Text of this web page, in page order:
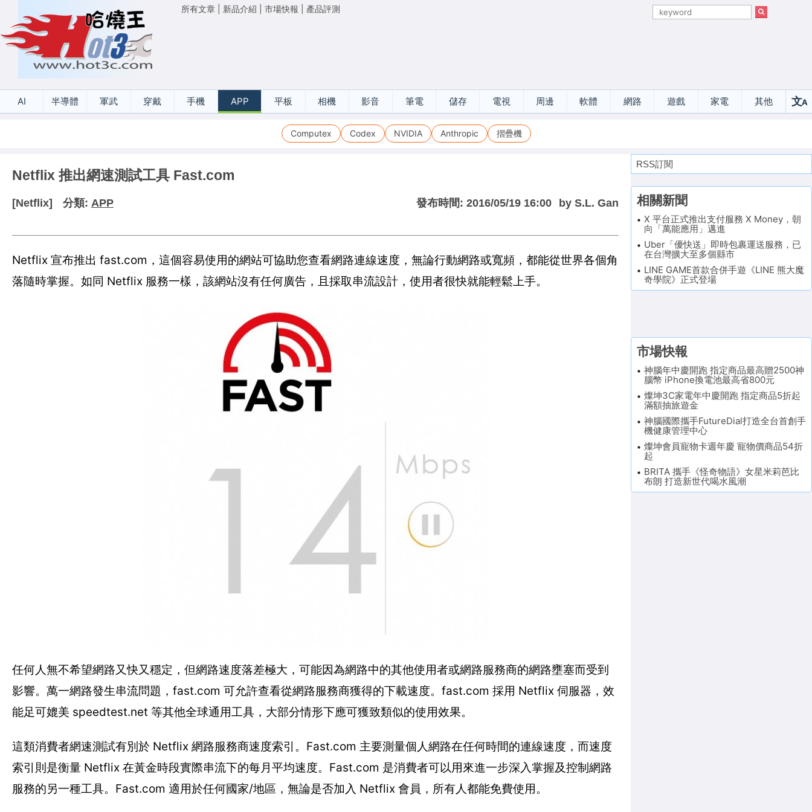
所有文章 新品介紹 市場快報 產品評測
AI 半導體 軍武 穿戴 手機 APP 平板 相機 影音 筆電 儲存 電視 周邊 軟體 網路 遊戲 家電 其他 文A
Computex Codex NVIDIA Anthropic 摺疊機
Netflix 推出網速測試工具 Fast.com
[Netflix] 分類: APP 發布時間: 2016/05/19 16:00 by S.L. Gan
Netflix 宣布推出 fast.com，這個容易使用的網站可協助您查看網路連線速度，無論行動網路或寬頻，都能從世界各個角
落隨時掌握。如同 Netflix 服務一樣，該網站沒有任何廣告，且採取串流設計，使用者很快就能輕鬆上手。
任何人無不希望網路又快又穩定，但網路速度落差極大，可能因為網路中的其他使用者或網路服務商的網路壅塞而受到
影響。萬一網路發生串流問題，fast.com 可允許查看從網路服務商獲得的下載速度。fast.com 採用 Netflix 伺服器，效
能足可媲美 speedtest.net 等其他全球通用工具，大部分情形下應可獲致類似的使用效果。
這類消費者網速測試有別於 Netflix 網路服務商速度索引。Fast.com 主要測量個人網路在任何時間的連線速度，而速度
索引則是衡量 Netflix 在黃金時段實際串流下的每月平均速度。Fast.com 是消費者可以用來進一步深入掌握及控制網路
服務的另一種工具。Fast.com 適用於任何國家/地區，無論是否加入 Netflix 會員，所有人都能免費使用。
RSS訂閱
相關新聞
X 平台正式推出支付服務 X Money，朝
向「萬能應用」邁進
Uber「優快送」即時包裹運送服務，已
在台灣擴大至多個縣市
LINE GAME首款合併手遊《LINE 熊大魔
奇學院》正式登場
市場快報
神腦年中慶開跑 指定商品最高贈2500神
腦幣 iPhone換電池最高省800元
燦坤3C家電年中慶開跑 指定商品5折起
滿額抽旅遊金
神腦國際攜手FutureDial打造全台首創手
機健康管理中心
燦坤會員寵物卡週年慶 寵物價商品54折
起
BRITA 攜手《怪奇物語》女星米莉芭比
布朗 打造新世代喝水風潮